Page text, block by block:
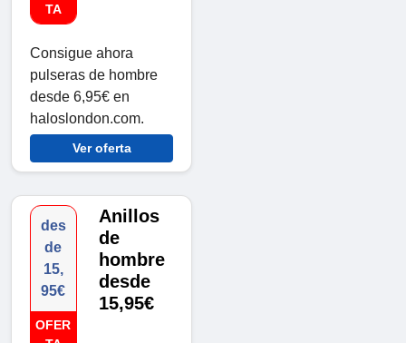
TA
Consigue ahora
pulseras de hombre
desde 6,95€ en
haloslondon.com.
Ver oferta
des
de
15,
95€
OFER
Anillos
de
hombre
desde
15,95€